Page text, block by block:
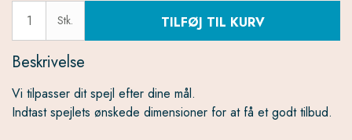
Stk. TILFØJ TIL KURV
Beskrivelse
Vi tilpasser dit spejl efter dine mål.
Indtast spejlets ønskede dimensioner for at få et godt tilbud.